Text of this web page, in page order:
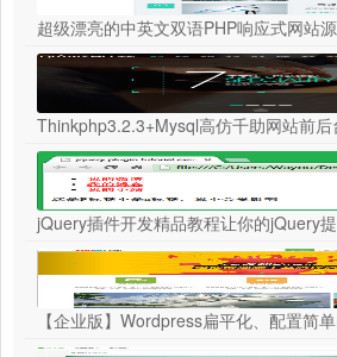
超级漂亮的中英文双语PHP响应式网站
Thinkphp3.2.3+Mysql高仿千助网站前
jQuery插件开发精品教程让你的jQuery
【企业版】Wordpress扁平化、配置简